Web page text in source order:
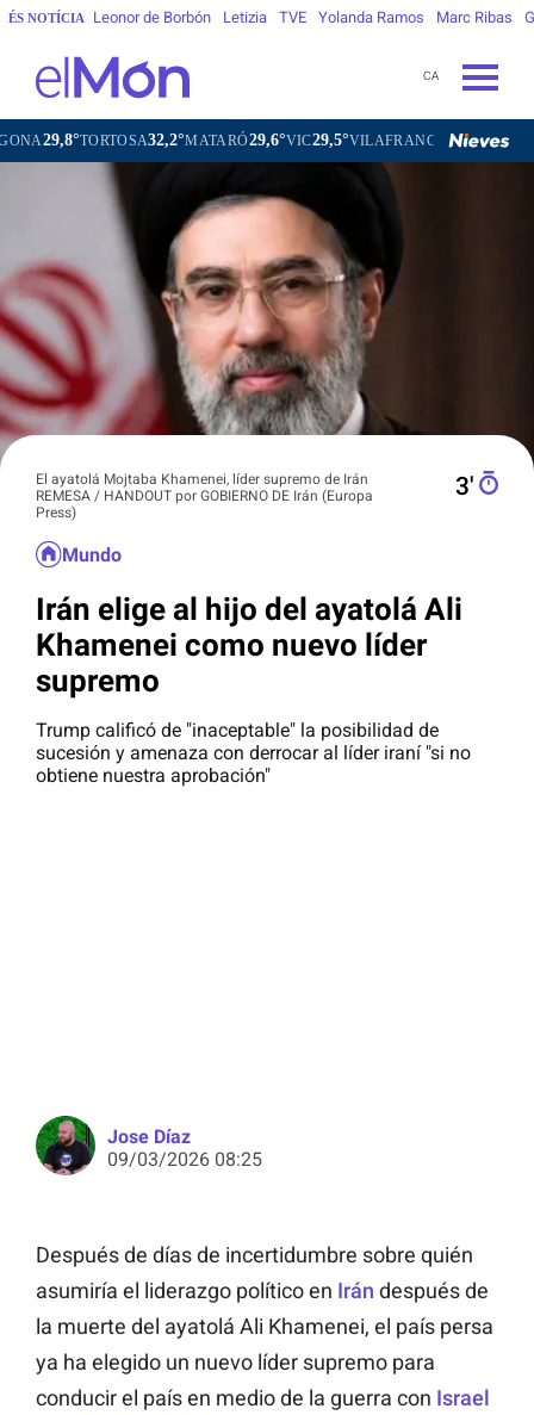
ÉS NOTÍCIA Leonor de Borbón Letizia TVE Yolanda Ramos Marc Ribas
CA
TORTOSA32,2°MATARÓ29,6°VIC29,5°VILAFRANCA DEL PENEDÈS28,6°
El ayatolá Mojtaba Khamenei, líder supremo de Irán
REMESA / HANDOUT por GOBIERNO DE Irán (Europa
Press)
3′
Mundo
Irán elige al hijo del ayatolá Ali
Khamenei como nuevo líder
supremo
Trump calificó de "inaceptable" la posibilidad de
sucesión y amenaza con derrocar al líder iraní "si no
obtiene nuestra aprobación"
Jose Díaz
09/03/2026 08:25
Después de días de incertidumbre sobre quién
asumiría el liderazgo político en Irán después de
la muerte del ayatolá Ali Khamenei, el país persa
ya ha elegido un nuevo líder supremo para
conducir el país en medio de la guerra con Israel